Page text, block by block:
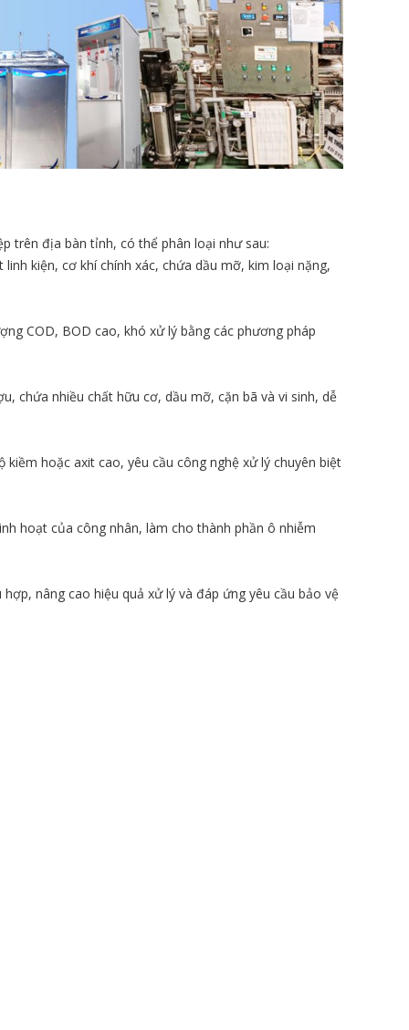
trên địa bàn tỉnh, có thể phân loại như sau:
kiện, cơ khí chính xác, chứa dầu mỡ, kim loại nặng,
COD, BOD cao, khó xử lý bằng các phương pháp
chứa nhiều chất hữu cơ, dầu mỡ, cặn bã và vi sinh, dễ
hoặc axit cao, yêu cầu công nghệ xử lý chuyên biệt
hoạt của công nhân, làm cho thành phần ô nhiễm
nâng cao hiệu quả xử lý và đáp ứng yêu cầu bảo vệ